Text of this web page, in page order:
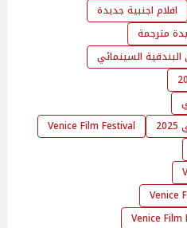
افلام اجنبية جديدة
مترجمة
السينمائي
Venice Film Festival
Venice
Venice